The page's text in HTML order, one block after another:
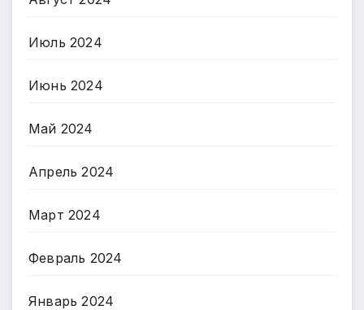
Июль 2024
Июнь 2024
Май 2024
Апрель 2024
Март 2024
Февраль 2024
Январь 2024